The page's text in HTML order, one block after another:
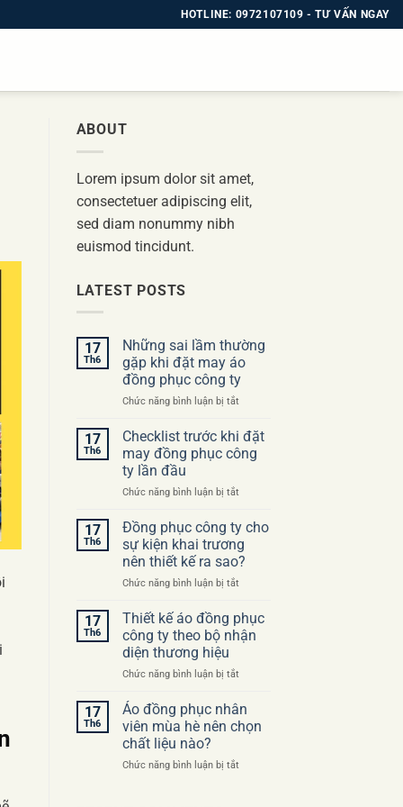
HOTLINE: 0972107109 - TƯ VẤN NGAY
ABOUT
Lorem ipsum dolor sit amet,
consectetuer adipiscing elit,
sed diam nonummy nibh
euismod tincidunt.
LATEST POSTS
17
Th6
Những sai lầm thường
gặp khi đặt may áo
đồng phục công ty
Chức năng bình luận bị tắtở
sai
lầm
thường
khi
may
đồng
phục
công
17
Th6
Checklist trước khi đặt
may đồng phục công
ty lần đầu
Chức năng bình luận bị tắtở
trước
khi
đặt
may
đồng
công
ty
lần
17
Th6
Đồng phục công ty cho
sự kiện khai trương
nên thiết kế ra sao?
Chức năng bình luận bị tắtở
phục
công
ty
sự
khai
trương
nên
kế
17
Th6
Thiết kế áo đồng phục
công ty theo bộ nhận
diện thương hiệu
Chức năng bình luận bị tắtở
kế
áo
đồng
công
17
Th6
Áo đồng phục nhân
viên mùa hè nên chọn
chất liệu nào?
Chức năng bình luận bị tắtở